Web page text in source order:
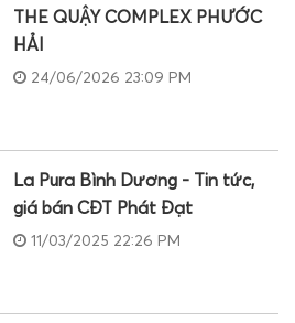
THE QUẬY COMPLEX PHƯỚC
HẢI
24/06/2026 23:09 PM
La Pura Bình Dương - Tin tức,
giá bán CĐT Phát Đạt
11/03/2025 22:26 PM